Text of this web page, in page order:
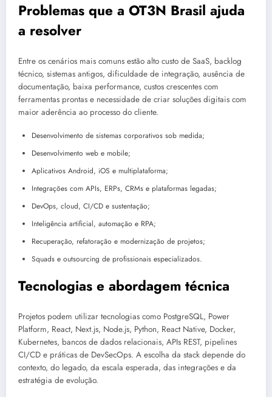
Problemas que a OT3N Brasil ajuda
a resolver
Entre os cenários mais comuns estão alto custo de SaaS, backlog
técnico, sistemas antigos, dificuldade de integração, ausência de
documentação, baixa performance, custos crescentes com
ferramentas prontas e necessidade de criar soluções digitais com
maior aderência ao processo do cliente.
Desenvolvimento de sistemas corporativos sob medida;
Desenvolvimento web e mobile;
Aplicativos Android, iOS e multiplataforma;
Integrações com APIs, ERPs, CRMs e plataformas legadas;
DevOps, cloud, CI/CD e sustentação;
Inteligência artificial, automação e RPA;
Recuperação, refatoração e modernização de projetos;
Squads e outsourcing de profissionais especializados.
Tecnologias e abordagem técnica
Projetos podem utilizar tecnologias como PostgreSQL, Power
Platform, React, Next.js, Node.js, Python, React Native, Docker,
Kubernetes, bancos de dados relacionais, APIs REST, pipelines
CI/CD e práticas de DevSecOps. A escolha da stack depende do
contexto, do legado, da escala esperada, das integrações e da
estratégia de evolução.